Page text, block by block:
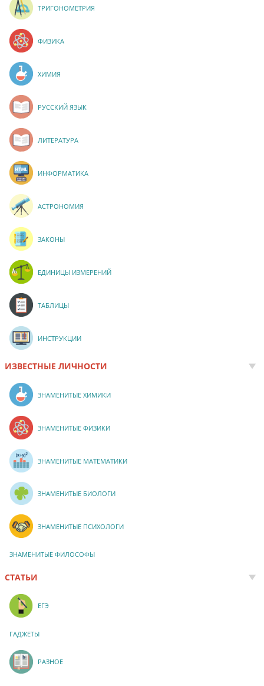
ТРИГОНОМЕТРИЯ
ФИЗИКА
ХИМИЯ
РУССКИЙ ЯЗЫК
ЛИТЕРАТУРА
ИНФОРМАТИКА
АСТРОНОМИЯ
ЗАКОНЫ
ЕДИНИЦЫ ИЗМЕРЕНИЙ
ТАБЛИЦЫ
ИНСТРУКЦИИ
ИЗВЕСТНЫЕ ЛИЧНОСТИ
ЗНАМЕНИТЫЕ ХИМИКИ
ЗНАМЕНИТЫЕ ФИЗИКИ
ЗНАМЕНИТЫЕ МАТЕМАТИКИ
ЗНАМЕНИТЫЕ БИОЛОГИ
ЗНАМЕНИТЫЕ ПСИХОЛОГИ
ЗНАМЕНИТЫЕ ФИЛОСОФЫ
СТАТЬИ
ЕГЭ
ГАДЖЕТЫ
РАЗНОЕ